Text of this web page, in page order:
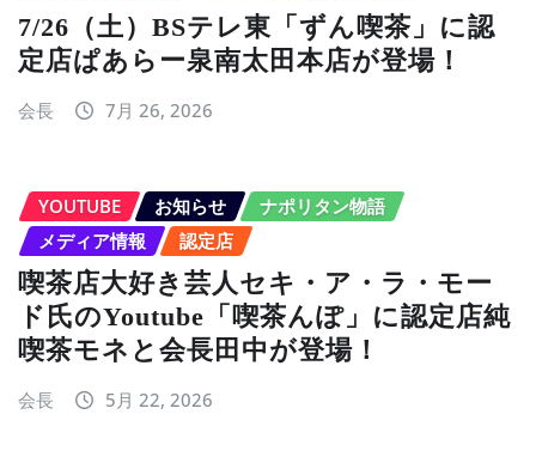
7/26（土）BSテレ東「ずん喫茶」に認
定店ぱあらー泉南太田本店が登場！
会長 7月 26, 2026
YOUTUBE お知らせ
ナポリタン物語
メディア情報
認定店
喫茶店大好き芸人セキ・ア・ラ・モー
ド氏のYoutube「喫茶んぽ」に認定店純
喫茶モネと会長田中が登場！
会長 5月 22, 2026